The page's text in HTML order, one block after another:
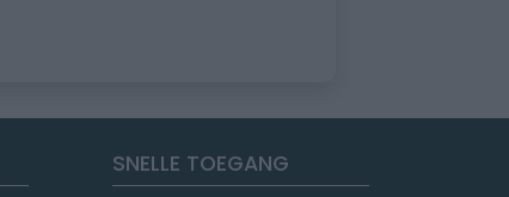
SNELLE TOEGANG